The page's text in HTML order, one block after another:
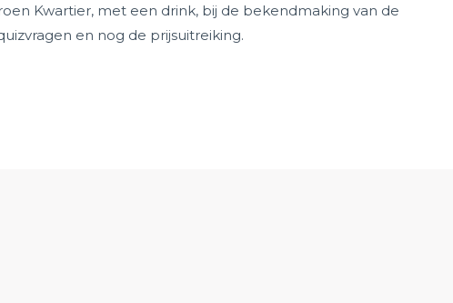
Kwartier, met een drink, bij de bekendmaking van de
en nog de prijsuitreiking.